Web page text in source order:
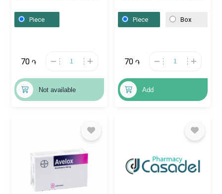
180 mg, Ռումինիա
Piece
70 ֏
Not available
Piece Box
70 ֏
Add